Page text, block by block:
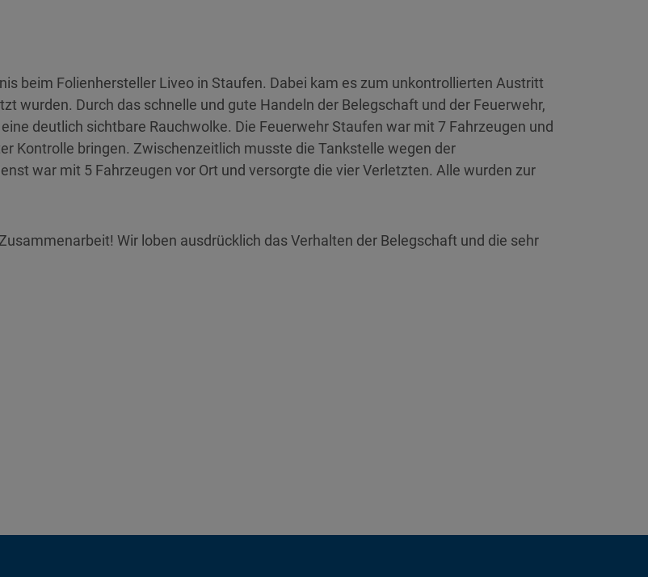
beim Folienhersteller Liveo in Staufen. Dabei kam es zum unkontrollierten Austritt
wurden. Durch das schnelle und gute Handeln der Belegschaft und der Feuerwehr,
deutlich sichtbare Rauchwolke. Die Feuerwehr Staufen war mit 7 Fahrzeugen und
Kontrolle bringen. Zwischenzeitlich musste die Tankstelle wegen der
war mit 5 Fahrzeugen vor Ort und versorgte die vier Verletzten. Alle wurden zur
Wir loben ausdrücklich das Verhalten der Belegschaft und die sehr